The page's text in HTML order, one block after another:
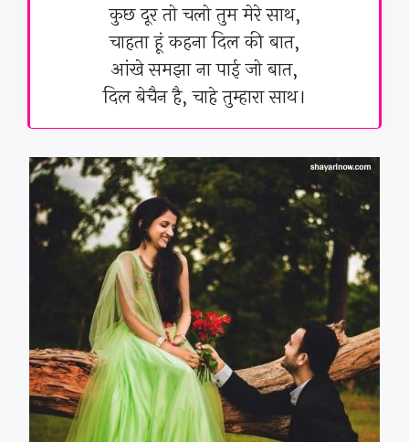
कुछ दूर तो चलो तुम मेरे साथ,
चाहता हूं कहना दिल की बात,
आंखे समझा ना पाई जो बात,
दिल बेचैन है, चाहे तुम्हारा साथ।